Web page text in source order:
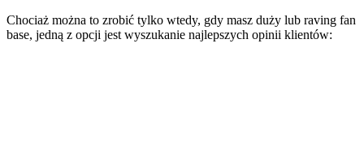
Chociaż można to zrobić tylko wtedy, gdy masz duży lub raving fan
base, jedną z opcji jest wyszukanie najlepszych opinii klientów: